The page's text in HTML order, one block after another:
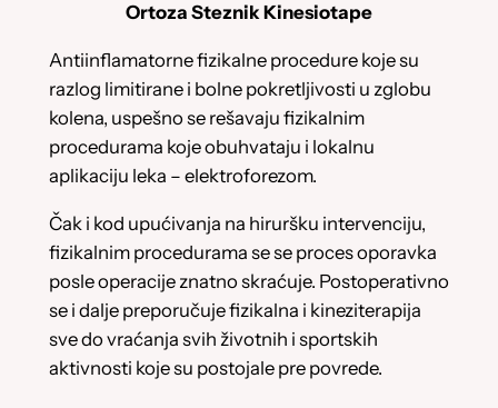
Ortoza Steznik Kinesiotape
Antiinflamatorne fizikalne procedure koje su
razlog limitirane i bolne pokretljivosti u zglobu
kolena, uspešno se rešavaju fizikalnim
procedurama koje obuhvataju i lokalnu
aplikaciju leka – elektroforezom.
Čak i kod upućivanja na hiruršku intervenciju,
fizikalnim procedurama se se proces oporavka
posle operacije znatno skraćuje. Postoperativno
se i dalje preporučuje fizikalna i kineziterapija
sve do vraćanja svih životnih i sportskih
aktivnosti koje su postojale pre povrede.